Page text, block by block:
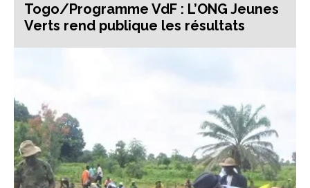
Togo/Programme VdF : L’ONG Jeunes
Verts rend publique les résultats